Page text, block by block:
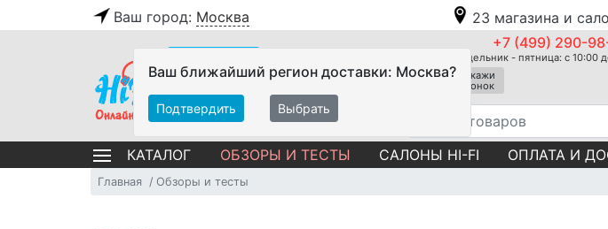
Ваш город: Москва 23 магазина и
Ваш ближайший регион доставки: Москва?
Подтвердить Выбрать
+7 (499) 290-
Понедельник - пятница: с 10:00
Закажи
звонок
КАТАЛОГ ОБЗОРЫ И ТЕСТЫ САЛОНЫ HI-FI ОПЛАТА И
Главная Обзоры и тесты